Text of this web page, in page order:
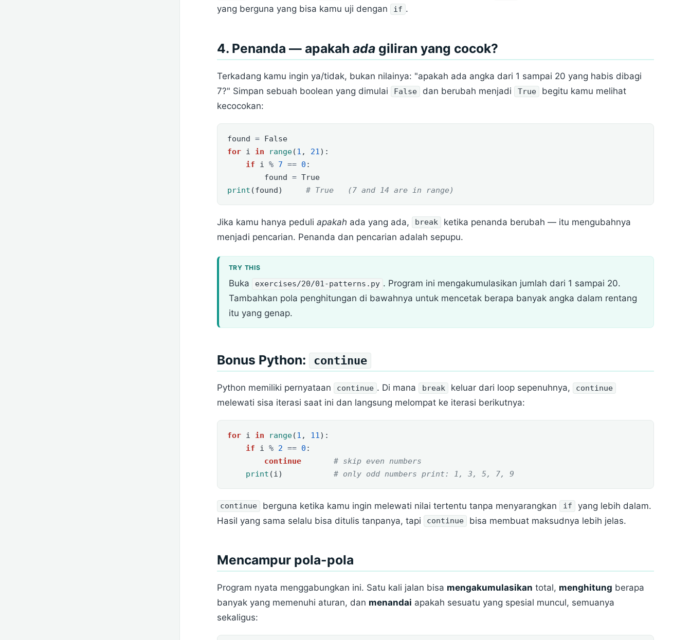
yang berguna yang bisa kamu uji dengan
if .
4. Penanda — apakah ada giliran yang cocok?
Terkadang kamu ingin ya/tidak, bukan nilainya: "apakah ada angka dari 1 sampai 20 yang habis dibagi
7?" Simpan sebuah boolean yang dimulai
False dan berubah menjadi True
begitu kamu melihat
kecocokan:
found =
False
for i in range(1 , 21 ):
if i % 7 == 0 :
        found
= True
print (found) # True   (7 and 14 are in range)
Jika kamu hanya peduli apakah ada yang ada, break
ketika penanda berubah — itu mengubahnya
menjadi pencarian. Penanda dan pencarian adalah sepupu.
Buka exercises/20/01-patterns.py . Program ini mengakumulasikan jumlah dari 1 sampai 20.
Tambahkan pola penghitungan di bawahnya untuk mencetak berapa banyak angka dalam rentang
itu yang genap.
Bonus Python: continue
Python memiliki pernyataan continue . Di mana break keluar dari loop sepenuhnya, continue
melewati sisa iterasi saat ini dan langsung melompat ke iterasi berikutnya:
for i in range(1 , 11 ):
if i % 2 == 0 :
continue
# skip even numbers
print (i) # only odd numbers print: 1, 3, 5, 7, 9
continue berguna ketika kamu ingin melewati nilai tertentu tanpa menyarangkan if
yang lebih dalam.
Hasil yang sama selalu bisa ditulis tanpanya, tapi
continue bisa membuat maksudnya lebih jelas.
Mencampur pola-pola
Program nyata menggabungkan ini. Satu kali jalan bisa mengakumulasikan total, menghitung berapa
banyak yang memenuhi aturan, dan menandai apakah sesuatu yang spesial muncul, semuanya
sekaligus: